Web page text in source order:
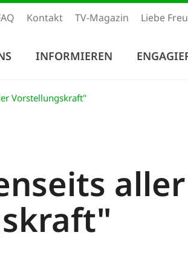
Kontakt TV-Magazin Liebe
INFORMIEREN
Vorstellungskraft"
aller